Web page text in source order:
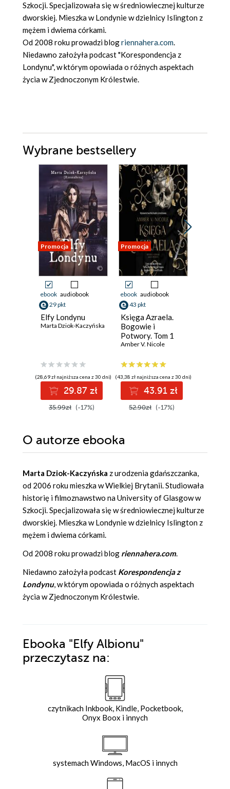
Szkocji. Specjalizowała się w średniowiecznej kulturze
dworskiej. Mieszka w Londynie w dzielnicy Islington z
mężem i dwiema córkami.
Od 2008 roku prowadzi blogriennahera.com.
Niedawno założyła podcast "Korespondencja z
Londynu", w którym opowiada o różnych aspektach
życia w Zjednoczonym Królestwie.
Wybrane bestsellery
Promocja
ebook audiobook
29 pkt
Elfy Londynu
Marta Dziok-Kaczyńska
(28,69 zł najniższa cena z 30 dni)
29.87 zł
35.99zł (-17%)
Promocja
ebook audiobook
43 pkt
Księga Azraela.
Bogowie i
Potwory. Tom 1
Amber V. Nicole
(43,38 zł najniższa cena z 30 dni)
43.91 zł
52.90zł (-17%)
O autorze ebooka
Marta Dziok-Kaczyńska z urodzenia gdańszczanka,
od 2006 roku mieszka w Wielkiej Brytanii. Studiowała
historię i filmoznawstwo na University of Glasgow w
Szkocji. Specjalizowała się w średniowiecznej kulturze
dworskiej. Mieszka w Londynie w dzielnicy Islington z
mężem i dwiema córkami.
Od 2008 roku prowadzi blog riennahera.com.
Niedawno założyła podcast Korespondencja z
Londynu, w którym opowiada o różnych aspektach
życia w Zjednoczonym Królestwie.
Ebooka "Elfy Albionu"
przeczytasz na:
czytnikach Inkbook, Kindle, Pocketbook,
Onyx Boox i innych
systemach Windows, MacOS i innych